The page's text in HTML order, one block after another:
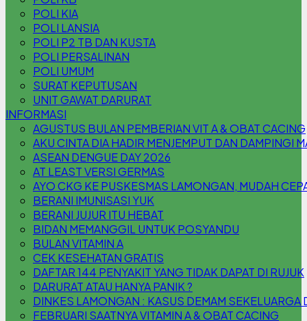
POLI KIA
POLI LANSIA
POLI P2 TB DAN KUSTA
POLI PERSALINAN
POLI UMUM
SURAT KEPUTUSAN
UNIT GAWAT DARURAT
INFORMASI
AGUSTUS BULAN PEMBERIAN VIT A & OBAT CACING
AKU CINTA DIA HADIR MENJEMPUT DAN DAMPINGI
ASEAN DENGUE DAY 2026
AT LEAST VERSI GERMAS
AYO CKG KE PUSKESMAS LAMONGAN, MUDAH
BERANI IMUNISASI YUK
BERANI JUJUR ITU HEBAT
BIDAN MEMANGGIL UNTUK POSYANDU
BULAN VITAMIN A
CEK KESEHATAN GRATIS
DAFTAR 144 PENYAKIT YANG TIDAK DAPAT DI RUJUK
DARURAT ATAU HANYA PANIK ?
DINKES LAMONGAN : KASUS DEMAM SEKELUARGA
FEBRUARI SAATNYA VITAMIN A & OBAT CACING